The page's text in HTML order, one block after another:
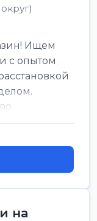
Ищем
с опытом
на